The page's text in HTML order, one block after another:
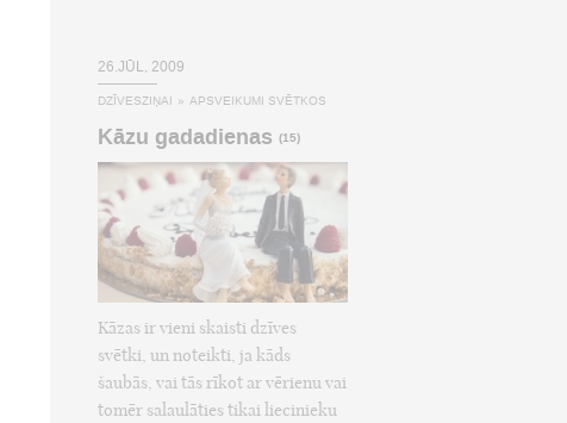
26.JŪL, 2009
DZĪVESZIŅAI » APSVEIKUMI SVĒTKOS
Kāzu gadadienas (15)
Kāzas ir vieni skaisti dzīves
svētki, un noteikti, ja kāds
šaubās, vai tās rīkot ar vērienu vai
tomēr salaulāties tikai liecinieku